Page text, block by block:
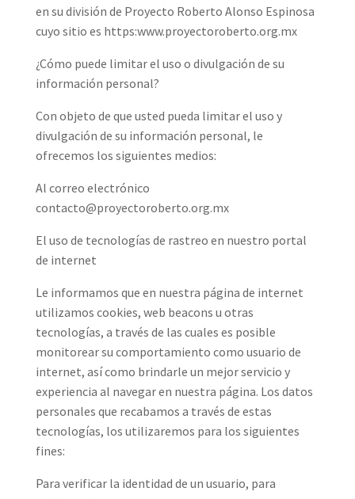
en su división de Proyecto Roberto Alonso Espinosa
cuyo sitio es https:www.proyectoroberto.org.mx
¿Cómo puede limitar el uso o divulgación de su
información personal?
Con objeto de que usted pueda limitar el uso y
divulgación de su información personal, le
ofrecemos los siguientes medios:
Al correo electrónico
contacto@proyectoroberto.org.mx
El uso de tecnologías de rastreo en nuestro portal
de internet
Le informamos que en nuestra página de internet
utilizamos cookies, web beacons u otras
tecnologías, a través de las cuales es posible
monitorear su comportamiento como usuario de
internet, así como brindarle un mejor servicio y
experiencia al navegar en nuestra página. Los datos
personales que recabamos a través de estas
tecnologías, los utilizaremos para los siguientes
fines:
Para verificar la identidad de un usuario, para